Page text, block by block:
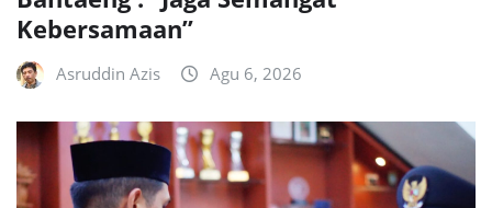
Kebersamaan”
Asruddin Azis Agu 6, 2026